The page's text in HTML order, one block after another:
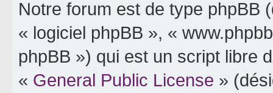
Notre forum est de type phpBB
« logiciel phpBB », «
phpBB ») qui est un script libre
« General Public License »